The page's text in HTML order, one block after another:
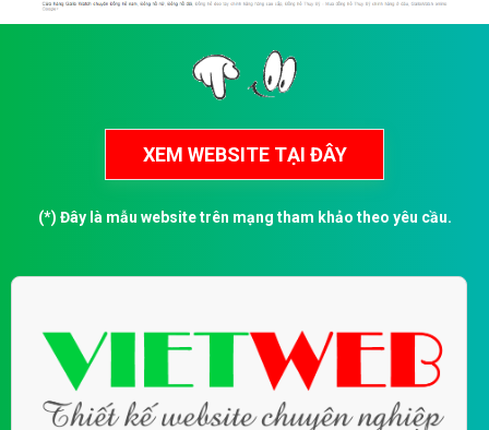
(*) Đây là mẫu website trên mạng tham khảo theo yêu cầu.